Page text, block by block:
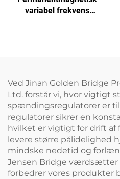
variabel frekvens
Ved Jinan Golden Bridge
Ltd. forstår vi, hvor vigtigt
spændingsregulatorer er
regulatorer sikrer en
hvilket er vigtigt for drift af
levere større pålidelighed
mindske nedetid og
Jensen Bridge værdsætter
forbedrer vores produkter